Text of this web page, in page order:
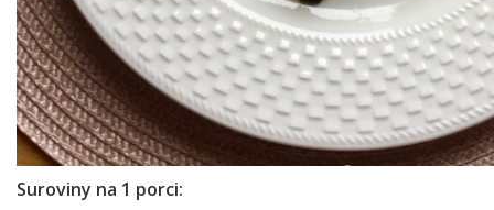
Suroviny na 1 porci: